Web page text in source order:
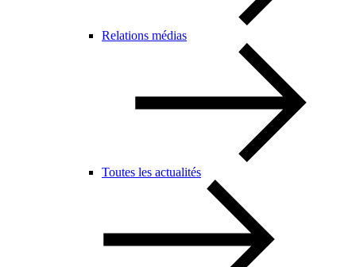
Relations médias
Toutes les actualités